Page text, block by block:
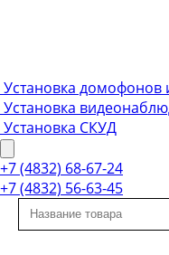
Установка
Установка
Установка СКУД
+7 (4832) 68-67-24
+7 (4832) 56-63-45